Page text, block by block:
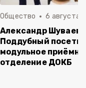
Общество 6 августа ,
Александр Шуваев
Поддубный
модульное
отделение ДОКБ